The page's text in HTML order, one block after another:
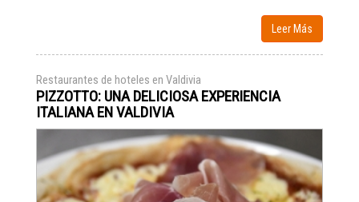
Leer Más
Restaurantes de hoteles en Valdivia
PIZZOTTO: UNA DELICIOSA EXPERIENCIA
ITALIANA EN VALDIVIA